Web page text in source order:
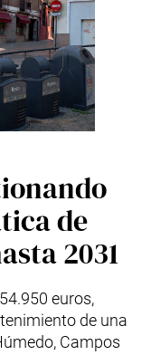
de
2031
euros,
de una
Campos